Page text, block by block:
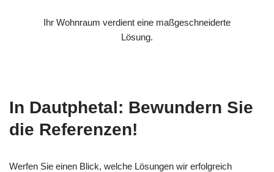
Ihr Wohnraum verdient eine maßgeschneiderte
Lösung.
In Dautphetal: Bewundern Sie
die Referenzen!
Werfen Sie einen Blick, welche Lösungen wir erfolgreich